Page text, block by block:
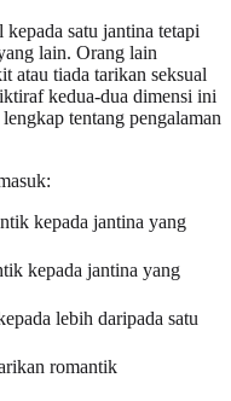
kepada satu jantina tetapi
lain. Orang lain
atau tiada tarikan seksual
kedua-dua dimensi ini
tentang pengalaman
kepada jantina yang
kepada jantina yang
lebih daripada satu
romantik